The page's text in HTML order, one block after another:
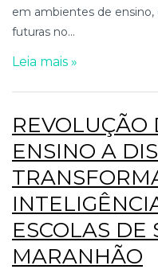
em ambientes de
futuras no...
Leia mais »
REVOLUÇÃO
ENSINO A
ESCOLAS DE
MARANHÃO